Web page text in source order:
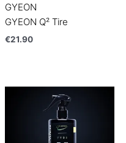
GYEON
GYEON Q² Tire
€21.90